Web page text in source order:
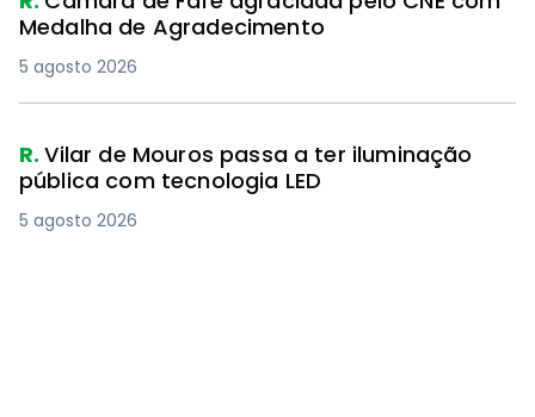
Medalha de Agradecimento
5 agosto 2026
R.Vilar de Mouros passa a ter iluminação
pública com tecnologia LED
5 agosto 2026